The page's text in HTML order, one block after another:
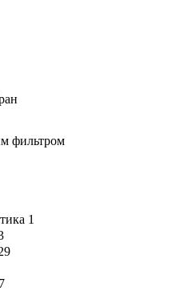
фильтром
1